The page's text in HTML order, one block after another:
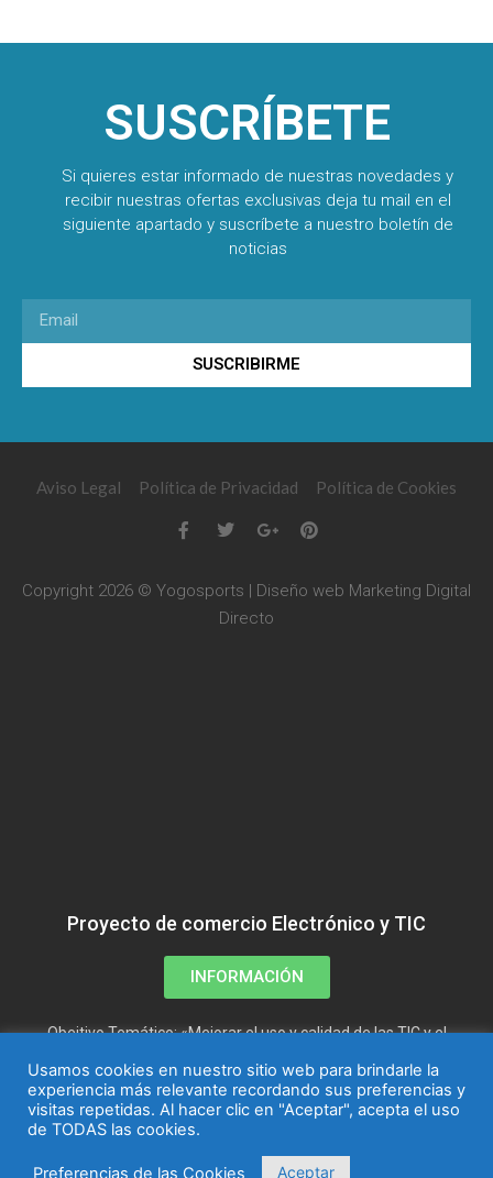
SUSCRÍBETE
Si quieres estar informado de nuestras novedades y
recibir nuestras ofertas exclusivas deja tu mail en el
siguiente apartado y suscríbete a nuestro boletín de
noticias
SUSCRIBIRME
Aviso Legal Política de Privacidad Política de Cookies
Copyright 2026 © Yogosports | Diseño web Marketing Digital
Directo
Proyecto de comercio Electrónico y TIC
INFORMACIÓN
Obejtivo Temático: «Mejorar el uso y calidad de las TIC y el
Usamos cookies en nuestro sitio web para brindarle la
experiencia más relevante recordando sus preferencias y
visitas repetidas. Al hacer clic en "Aceptar", acepta el uso
de TODAS las cookies.
Preferencias de las Cookies Aceptar